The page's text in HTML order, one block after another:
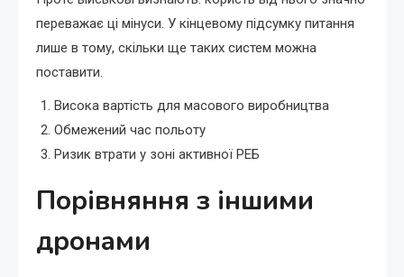
переважає ці мінуси. У кінцевому підсумку питання
лише в тому, скільки ще таких систем можна
поставити.
Висока вартість для масового виробництва
Обмежений час польоту
Ризик втрати у зоні активної РЕБ
Порівняння з іншими
дронами